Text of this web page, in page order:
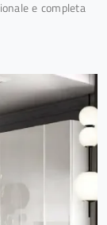
e completa